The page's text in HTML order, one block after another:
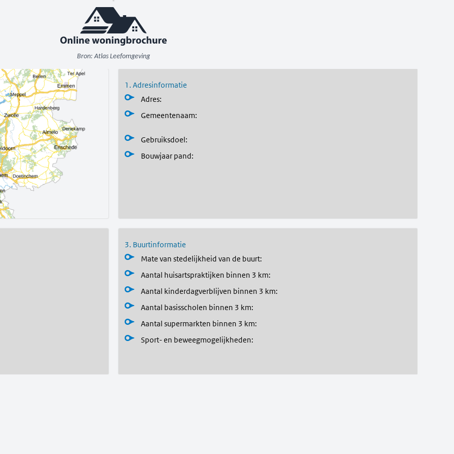
Bron: Atlas Leefomgeving
1. Adresinformatie
Adres:
Gemeentenaam:
Gebruiksdoel:
Bouwjaar pand:
3. Buurtinformatie
Mate van stedelijkheid van de buurt:
Aantal huisartspraktijken binnen 3 km:
Aantal kinderdagverblijven binnen 3 km:
Aantal basisscholen binnen 3 km:
Aantal supermarkten binnen 3 km:
Sport- en beweegmogelijkheden: